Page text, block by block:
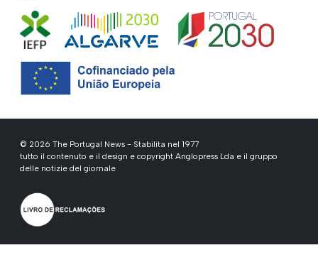
© 2026 The Portugal News - Stabilita nel 1977
tutto il contenuto e il design e copyright Anglopress Lda e il gruppo
delle notizie del giornale